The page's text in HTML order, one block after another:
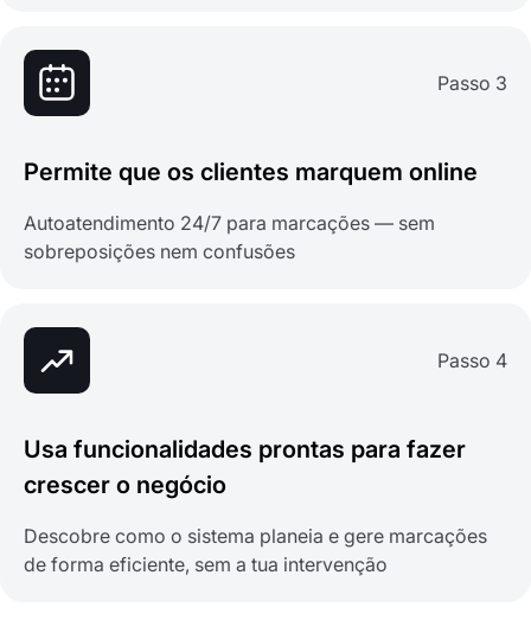
Passo 3
Permite que os clientes marquem online
Autoatendimento 24/7 para marcações — sem
sobreposições nem confusões
Passo 4
Usa funcionalidades prontas para fazer
crescer o negócio
Descobre como o sistema planeia e gere marcações
de forma eficiente, sem a tua intervenção